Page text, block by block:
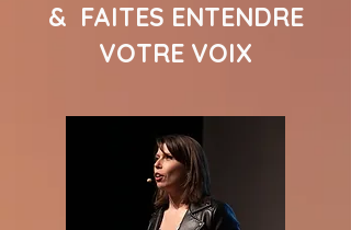
& FAITES ENTENDRE
VOTRE VOIX